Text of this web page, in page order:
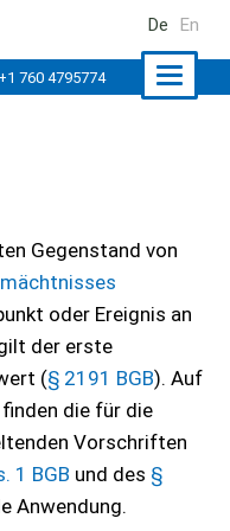
+1 760 4795774
De En
Gegenstand von
oder Ereignis an
der erste
(§ 2191 BGB). Auf
finden die für die
Vorschriften
1 BGB und des §
Anwendung.